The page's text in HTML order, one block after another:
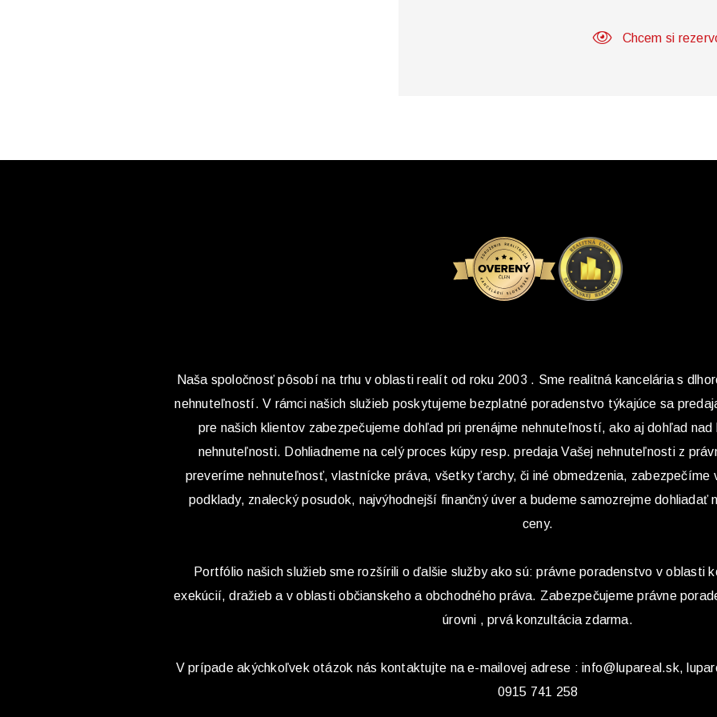
Chcem si
Naša spoločnosť pôsobí na trhu v oblasti realít od roku 2003 . Sme realitná kancelária s
nehnuteľností. V rámci našich služieb poskytujeme bezplatné poradenstvo týkajúce sa
pre našich klientov zabezpečujeme dohľad pri prenájme nehnuteľností, ako aj dohľad
nehnuteľnosti. Dohliadneme na celý proces kúpy resp. predaja Vašej nehnuteľnosti z
preveríme nehnuteľnosť, vlastnícke práva, všetky ťarchy, či iné obmedzenia, zabezpečíme
podklady, znalecký posudok, najvýhodnejší finančný úver a budeme samozrejme dohliadať
ceny.
Portfólio našich služieb sme rozšírili o ďalšie služby ako sú: právne poradenstvo v oblasti
exekúcií, dražieb a v oblasti občianskeho a obchodného práva. Zabezpečujeme právne
úrovni , prvá konzultácia zdarma.
V prípade akýchkoľvek otázok nás kontaktujte na e-mailovej adrese : info@lupareal.sk,
0915 741 258